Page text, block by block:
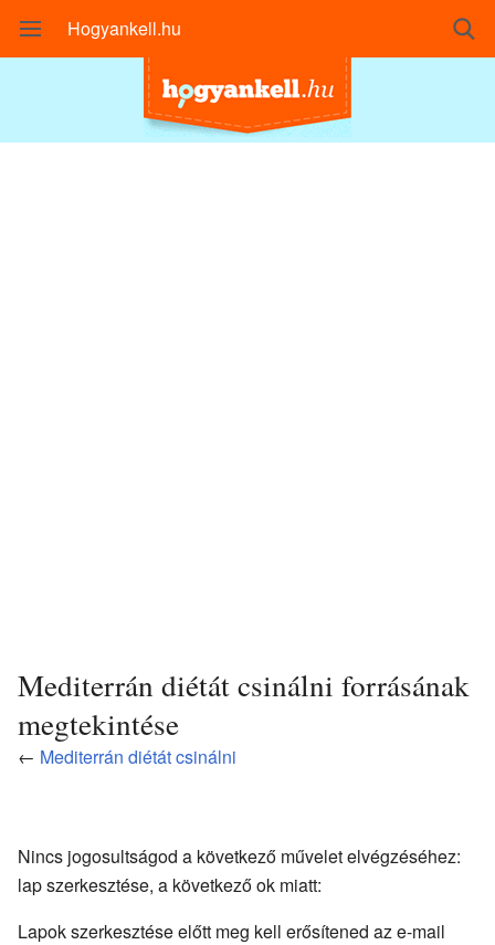
Hogyankell.hu
Mediterrán diétát csinálni forrásának
megtekintése
← Mediterrán diétát csinálni
Nincs jogosultságod a következő művelet elvégzéséhez:
lap szerkesztése, a következő ok miatt:
Lapok szerkesztése előtt meg kell erősítened az e-mail